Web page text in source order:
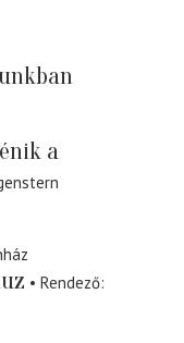
a
Rendező